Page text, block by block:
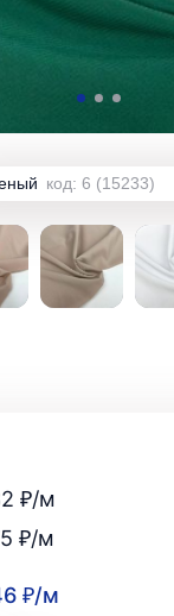
код: 6 (15233)
₽/м
₽/м
₽/м